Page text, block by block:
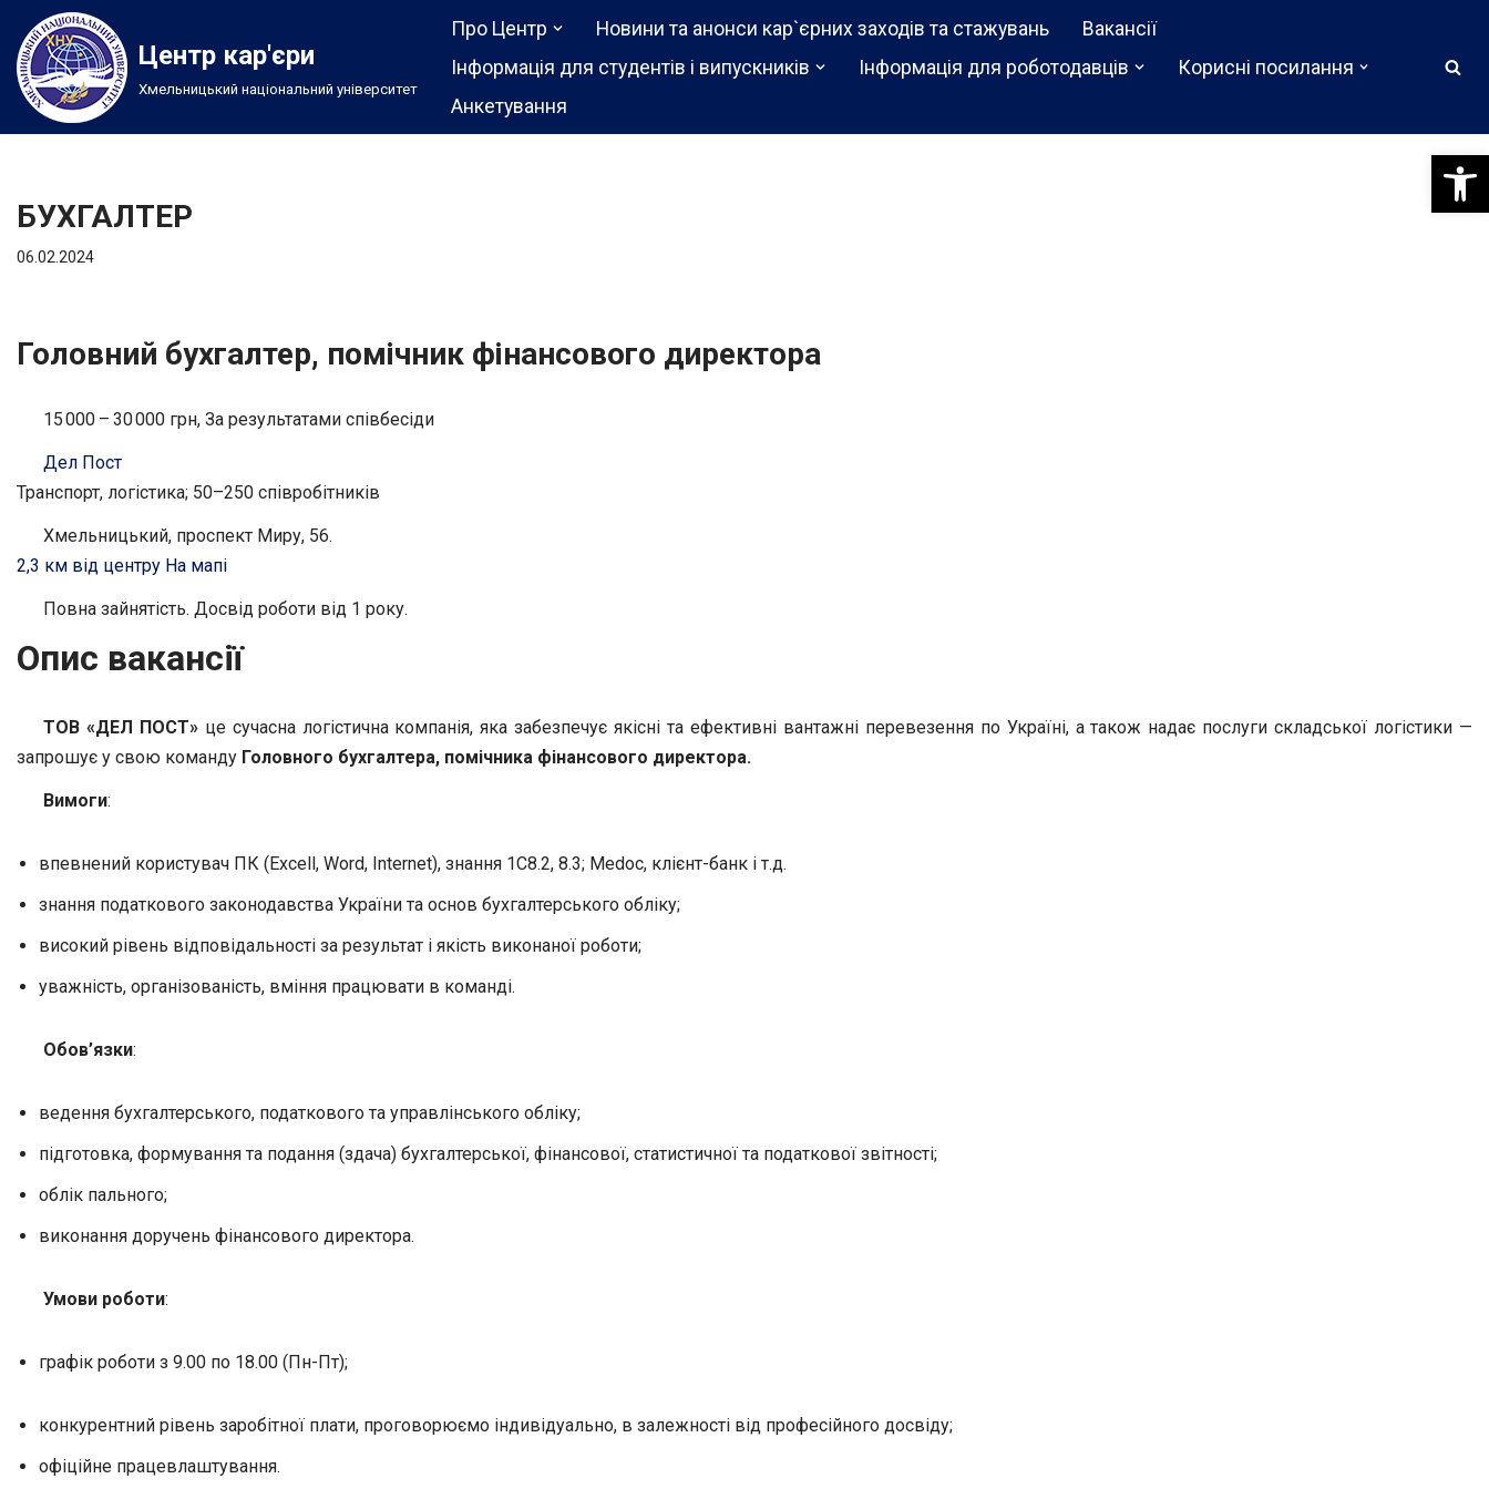
Перейти
до
вмісту
Центр кар'єри
Хмельницький національний університет
Про Центр Новини та анонси кар`єрних заходів та стажувань
Вакансії
Інформація для студентів і випускників
Інформація для роботодавців
Корисні посилання
Анкетування
БУХГАЛТЕР
06.02.2024
Головний бухгалтер, помічник фінансового директора
15 000 – 30 000 грн, За результатами співбесіди
Дел Пост
Транспорт, логістика; 50–250 співробітників
Хмельницький, проспект Миру, 56.
2,3 км від центру На мапі
Повна зайнятість. Досвід роботи від 1 року.
Опис вакансії
ТОВ «ДЕЛ ПОСТ» це сучасна логістична компанія, яка забезпечує якісні та ефективні вантажні перевезення по Україні, а також надає послуги складської логістики —
запрошує у свою команду Головного бухгалтера, помічника фінансового директора.
Вимоги:
впевнений користувач ПК (Excell, Word, Internet), знання 1С8.2, 8.3; Medoc, клієнт-банк і т.д.
знання податкового законодавства України та основ бухгалтерського обліку;
високий рівень відповідальності за результат і якість виконаної роботи;
уважність, організованість, вміння працювати в команді.
Обов’язки:
ведення бухгалтерського, податкового та управлінського обліку;
підготовка, формування та подання (здача) бухгалтерської, фінансової, статистичної та податкової звітності;
облік пального;
виконання доручень фінансового директора.
Умови роботи:
графік роботи з 9.00 по 18.00 (Пн-Пт);
конкурентний рівень заробітної плати, проговорюємо індивідуально, в залежності від професійного досвіду;
офіційне працевлаштування.